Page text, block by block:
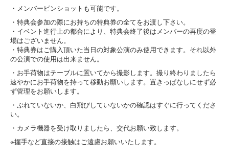
・メンバーピンショットも可能です。
・特典会参加の際にお持ちの特典券の全てをお渡し下さい。
・イベント進行上の都合により、特典会終了後はメンバーの再度の登
場はございません。
・特典券はご購入頂いた当日の対象公演のみ使用できます。それ以外
の公演での使用は出来ません。
・お手荷物はテーブルに置いてから撮影します。撮り終わりましたら
速やかにお手荷物を持って移動お願いします。置きっぱなしにせず必
ず管理をお願いします。
・ぶれていないか、白飛びしていないかの確認はすぐに行ってくださ
い。
・カメラ機器を受け取りましたら、交代お願い致します。
※握手など直接の接触はご遠慮お願いいたします。